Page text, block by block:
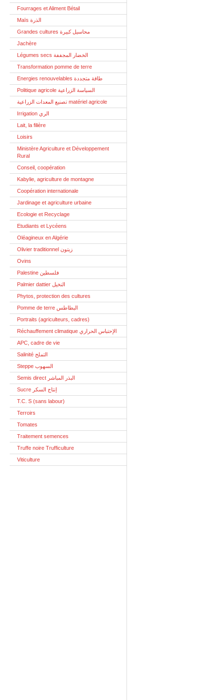
Fourrages et Aliment Bétail
Maïs الذرة
Grandes cultures محاسيل كبيرة
Jachère
Légumes secs الخضار المجففة
Transformation pomme de terre
Energies renouvelables طاقة متجددة
Politique agricole السياسة الزراعية
تصنيع المعدات الزراعية matériel agricole
Irrigation الري
Lait, la filière
Loisirs
Ministère Agriculture et Développement
Rural
Conseil, coopération
Kabylie, agriculture de montagne
Coopération internationale
Jardinage et agriculture urbaine
Ecologie et Recyclage
Etudiants et Lycéens
Oléagineux en Algérie
Olivier traditionnel زيتون
Ovins
Palestine فلسطين
Palmier dattier النخيل
Phytos, protection des cultures
Pomme de terre البطاطس
Portraits (agriculteurs, cadres)
Réchauffement climatique الإحتباس الحراري
APC, cadre de vie
Salinité التملح
Steppe السهوب
Semis direct البذر المباشر
Sucre إنتاج السكر
T.C. S (sans labour)
Terroirs
Tomates
Traitement semences
Truffe noire Trufficulture
Viticulture